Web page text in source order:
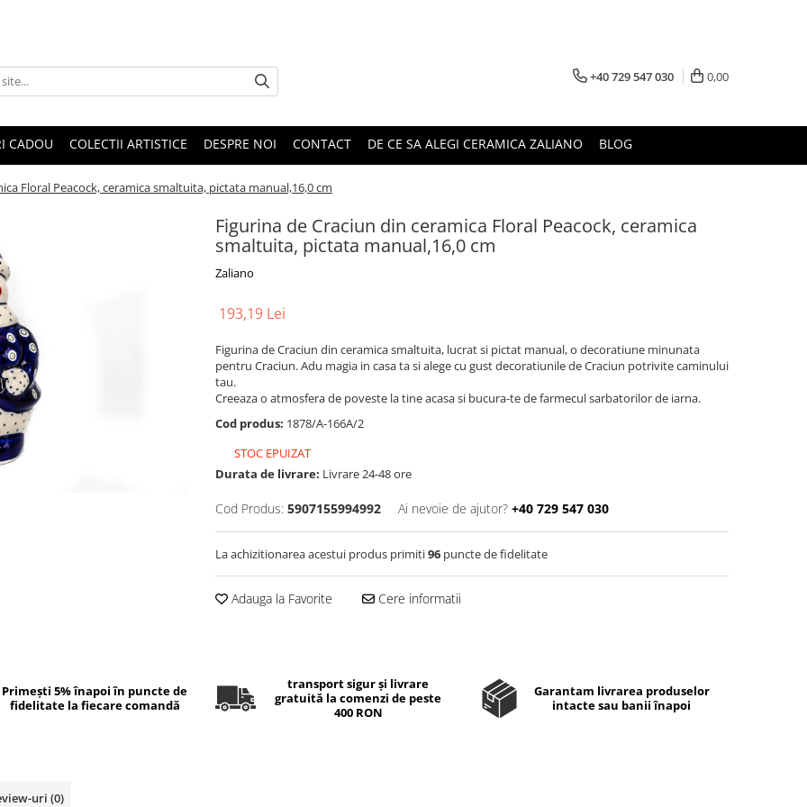
+40 729 547 030 0,00
CADOU COLECTII ARTISTICE DESPRE NOI CONTACT DE CE SA ALEGI CERAMICA ZALIANO BLOG
Floral Peacock, ceramica smaltuita, pictata manual,16,0 cm
Figurina de Craciun din ceramica Floral Peacock, ceramica
smaltuita, pictata manual,16,0 cm
Zaliano
193,19 Lei
Figurina de Craciun din ceramica smaltuita, lucrat si pictat manual, o decoratiune minunata
pentru Craciun. Adu magia in casa ta si alege cu gust decoratiunile de Craciun potrivite caminului
tau.
Creeaza o atmosfera de poveste la tine acasa si bucura-te de farmecul sarbatorilor de iarna.
Cod produs: 1878/A-166A/2
STOC EPUIZAT
Durata de livrare: Livrare 24-48 ore
Cod Produs: 5907155994992 Ai nevoie de ajutor? +40 729 547 030
La achizitionarea acestui produs primiti96 puncte de fidelitate
Adauga la Favorite Cere informatii
Primești 5% înapoi în puncte de
fidelitate la fiecare comandă
transport sigur și livrare
gratuită la comenzi de peste
400 RON
Garantam livrarea produselor
intacte sau banii înapoi
uri (0)